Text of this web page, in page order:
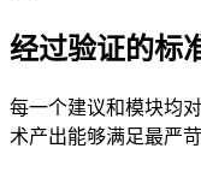
经过验证的标
每一个建议和模块均
术产出能够满足最严